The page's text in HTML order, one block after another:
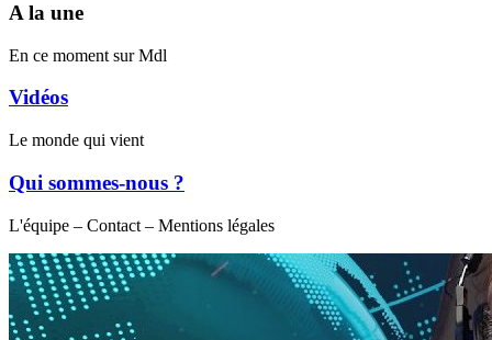
A la une
En ce moment sur Mdl
Vidéos
Le monde qui vient
Qui sommes-nous ?
L'équipe – Contact – Mentions légales